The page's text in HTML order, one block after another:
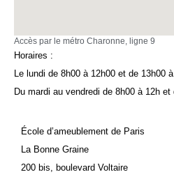
Accès par le métro Charonne, ligne 9
Horaires :
Le lundi de 8h00 à 12h00 et de 13h00
Du mardi au vendredi de 8h00 à 12h et
École d’ameublement de Paris
La Bonne Graine
200 bis, boulevard Voltaire